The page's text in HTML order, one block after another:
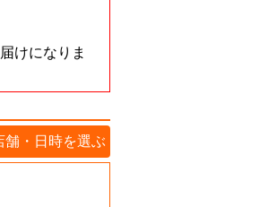
けになりま
舗・日時を選ぶ